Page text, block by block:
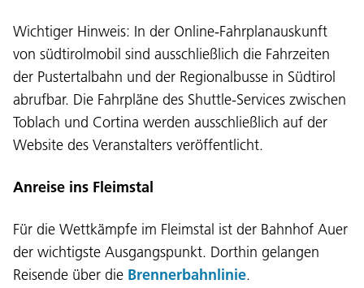
Wichtiger Hinweis: In der Online-Fahrplanauskunft
von südtirolmobil sind ausschließlich die Fahrzeiten
der Pustertalbahn und der Regionalbusse in Südtirol
abrufbar. Die Fahrpläne des Shuttle-Services zwischen
Toblach und Cortina werden ausschließlich auf der
Website des Veranstalters veröffentlicht.
Anreise ins Fleimstal
Für die Wettkämpfe im Fleimstal ist der Bahnhof Auer
der wichtigste Ausgangspunkt. Dorthin gelangen
Reisende über die Brennerbahnlinie.